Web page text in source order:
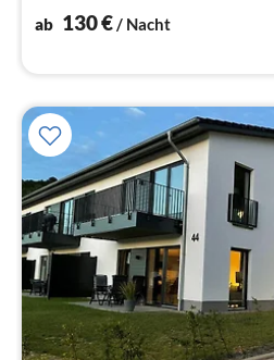
ab 130€/ Nacht